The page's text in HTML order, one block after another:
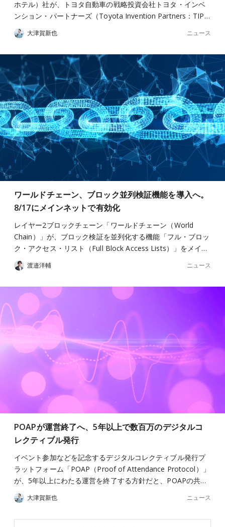
ホテル）社が、トヨタ自動車の戦略投資会社トヨタ・インベ
ンション・パートナーズ（Toyota Invention Partners：TIP…
大津賀新也 ニュース
ワールドチェーン、ブロック並列検証機能を導入へ。
8/17にメインネットで有効化
レイヤー2ブロックチェーン「ワールドチェーン（World
Chain）」が、ブロック検証を並列化する機能「フル・ブロッ
ク・アクセス・リスト（Full Block Access Lists）」をメイ…
渡邉洋輔 ニュース
POAPが運営終了へ、5年以上で数百万のデジタルコ
レクティブル発行
イベント参加などを記念するデジタルコレクティブル発行プ
ラットフォーム「POAP（Proof of Attendance Protocol）」
が、5年以上にわたる運営を終了する方針だと、POAPの共…
大津賀新也 ニュース